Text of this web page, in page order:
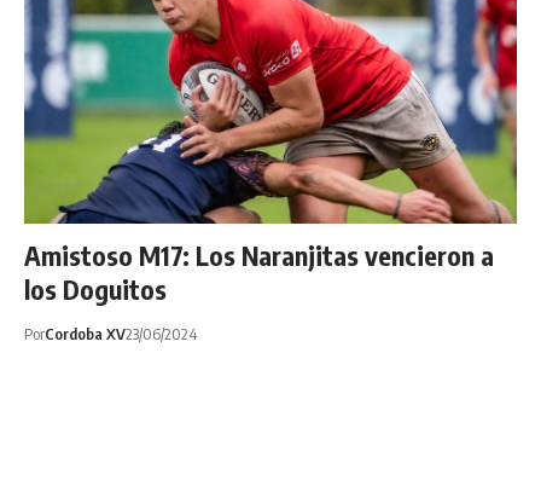
Amistoso M17: Los Naranjitas vencieron a
los Doguitos
PorCordoba XV23/06/2024